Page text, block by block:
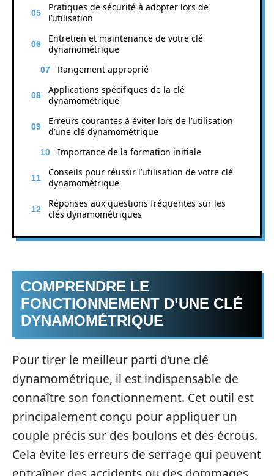
Pratiques de sécurité à adopter lors de
l’utilisation
Entretien et maintenance de votre clé
dynamométrique
Rangement approprié
Applications spécifiques de la clé
dynamométrique
Erreurs courantes à éviter lors de l’utilisation
d’une clé dynamométrique
Importance de la formation initiale
Conseils pour réussir l’utilisation de votre clé
dynamométrique
Réponses aux questions fréquentes sur les
clés dynamométriques
COMPRENDRE LE
FONCTIONNEMENT D’UNE CLÉ
DYNAMOMÉTRIQUE
Pour tirer le meilleur parti d’une clé
dynamométrique, il est indispensable de
connaître son fonctionnement. Cet outil est
principalement conçu pour appliquer un
couple précis sur des boulons et des écrous.
Cela évite les erreurs de serrage qui peuvent